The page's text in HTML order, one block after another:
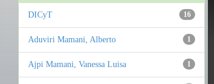
16
DICyT
1
Aduviri Mamani, Alberto
1
Ajpi Mamani, Vanessa Luisa